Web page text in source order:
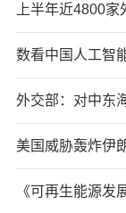
上半年近4800
数看中国人工智
外交部：对中东
美国威胁轰炸伊
《可再生能源发